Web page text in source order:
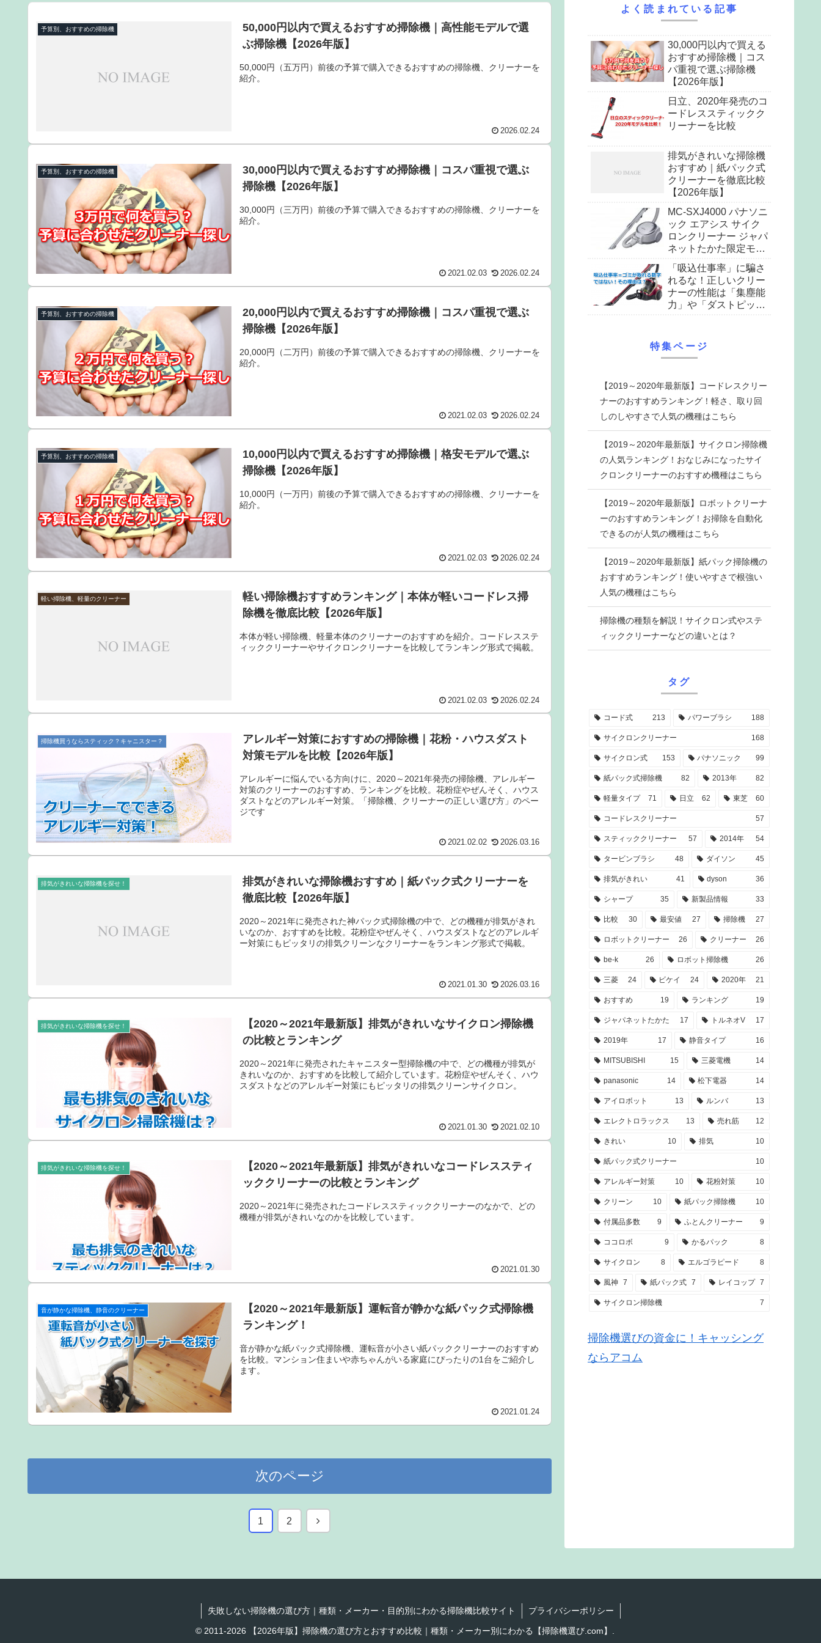
予算別、おすすめの掃除機
50,000円以内で買えるおすすめ掃除機｜高性能モデルで選
ぶ掃除機【2026年版】
50,000円（五万円）前後の予算で購入できるおすすめの掃除機、クリーナーを
紹介。
2026.02.24
予算別、おすすめの掃除機
30,000円以内で買えるおすすめ掃除機｜コスパ重視で選ぶ
掃除機【2026年版】
30,000円（三万円）前後の予算で購入できるおすすめの掃除機、クリーナーを
紹介。
2021.02.03 2026.02.24
予算別、おすすめの掃除機
20,000円以内で買えるおすすめ掃除機｜コスパ重視で選ぶ
掃除機【2026年版】
20,000円（二万円）前後の予算で購入できるおすすめの掃除機、クリーナーを
紹介。
2021.02.03 2026.02.24
予算別、おすすめの掃除機
10,000円以内で買えるおすすめ掃除機｜格安モデルで選ぶ
掃除機【2026年版】
10,000円（一万円）前後の予算で購入できるおすすめの掃除機、クリーナーを
紹介。
2021.02.03 2026.02.24
軽い掃除機、軽量のクリーナー
軽い掃除機おすすめランキング｜本体が軽いコードレス掃
除機を徹底比較【2026年版】
本体が軽い掃除機、軽量本体のクリーナーのおすすめを紹介。コードレスステ
ィッククリーナーやサイクロンクリーナーを比較してランキング形式で掲載。
2021.02.03 2026.02.24
掃除機買うならスティック？キャニスター？
アレルギー対策におすすめの掃除機｜花粉・ハウスダスト
対策モデルを比較【2026年版】
アレルギーに悩んでいる方向けに、2020～2021年発売の掃除機、アレルギー
対策のクリーナーのおすすめ、ランキングを比較。花粉症やぜんそく、ハウス
ダストなどのアレルギー対策。「掃除機、クリーナーの正しい選び方」のペー
ジです
2021.02.02 2026.03.16
排気がきれいな掃除機を探せ！
排気がきれいな掃除機おすすめ｜紙パック式クリーナーを
徹底比較【2026年版】
2020～2021年に発売された神パック式掃除機の中で、どの機種が排気がきれ
いなのか、おすすめを比較。花粉症やぜんそく、ハウスダストなどのアレルギ
ー対策にもピッタリの排気クリーンなクリーナーをランキング形式で掲載。
2021.01.30 2026.03.16
排気がきれいな掃除機を探せ！
【2020～2021年最新版】排気がきれいなサイクロン掃除機
の比較とランキング
2020～2021年に発売されたキャニスター型掃除機の中で、どの機種が排気が
きれいなのか、おすすめを比較して紹介しています。花粉症やぜんそく、ハウ
スダストなどのアレルギー対策にもピッタリの排気クリーンサイクロン。
2021.01.30 2021.02.10
排気がきれいな掃除機を探せ！
【2020～2021年最新版】排気がきれいなコードレススティ
ッククリーナーの比較とランキング
2020～2021年に発売されたコードレススティッククリーナーのなかで、どの
機種が排気がきれいなのかを比較しています。
2021.01.30
音が静かな掃除機、静音のクリーナー
【2020～2021年最新版】運転音が静かな紙パック式掃除機
ランキング！
音が静かな紙パック式掃除機、運転音が小さい紙パッククリーナーのおすすめ
を比較。マンション住まいや赤ちゃんがいる家庭にぴったりの1台をご紹介し
ます。
2021.01.24
次のページ
1 2 次
よく読まれている記事
30,000円以内で買える
おすすめ掃除機｜コス
パ重視で選ぶ掃除機
【2026年版】
日立、2020年発売のコ
ードレススティックク
リーナーを比較
排気がきれいな掃除機
おすすめ｜紙パック式
クリーナーを徹底比較
【2026年版】
MC-SXJ4000 パナソニ
ック エアシス サイク
ロンクリーナー ジャパ
ネットたかた限定モデ
「吸込仕事率」に騙さ
れるな！正しいクリー
ナーの性能は「集塵能
力」や「ダストピック
特集ページ
【2019～2020年最新版】コードレスクリー
ナーのおすすめランキング！軽さ、取り回
しのしやすさで人気の機種はこちら
【2019～2020年最新版】サイクロン掃除機
の人気ランキング！おなじみになったサイ
クロンクリーナーのおすすめ機種はこちら
【2019～2020年最新版】ロボットクリーナ
ーのおすすめランキング！お掃除を自動化
できるのが人気の機種はこちら
【2019～2020年最新版】紙パック掃除機の
おすすめランキング！使いやすさで根強い
人気の機種はこちら
掃除機の種類を解説！サイクロン式やステ
ィッククリーナーなどの違いとは？
タグ
コード式 213 パワーブラシ 188
サイクロンクリーナー 168
サイクロン式 153 パナソニック 99
紙パック式掃除機 82 2013年 82
軽量タイプ 71 日立 62 東芝 60
コードレスクリーナー 57
スティッククリーナー 57 2014年 54
タービンブラシ 48 ダイソン 45
排気がきれい 41 dyson 36
シャープ 35 新製品情報 33
比較 30 最安値 27 掃除機 27
ロボットクリーナー 26 クリーナー 26
be-k 26 ロボット掃除機 26
三菱 24 ビケイ 24 2020年 21
おすすめ 19 ランキング 19
ジャパネットたかた 17 トルネオV 17
2019年 17 静音タイプ 16
MITSUBISHI 15 三菱電機 14
panasonic 14 松下電器 14
アイロボット 13 ルンバ 13
エレクトロラックス 13 売れ筋 12
きれい 10 排気 10
紙パック式クリーナー 10
アレルギー対策 10 花粉対策 10
クリーン 10 紙パック掃除機 10
付属品多数 9 ふとんクリーナー 9
ココロボ 9 かるパック 8
サイクロン 8 エルゴラピード 8
風神 7 紙パック式 7 レイコップ 7
サイクロン掃除機 7
掃除機選びの資金に！キャッシング
ならアコム
失敗しない掃除機の選び方｜種類・メーカー・目的別にわかる掃除機比較サイト プライバシーポリシー
© 2011-2026 【2026年版】掃除機の選び方とおすすめ比較｜種類・メーカー別にわかる【掃除機選び.com】.